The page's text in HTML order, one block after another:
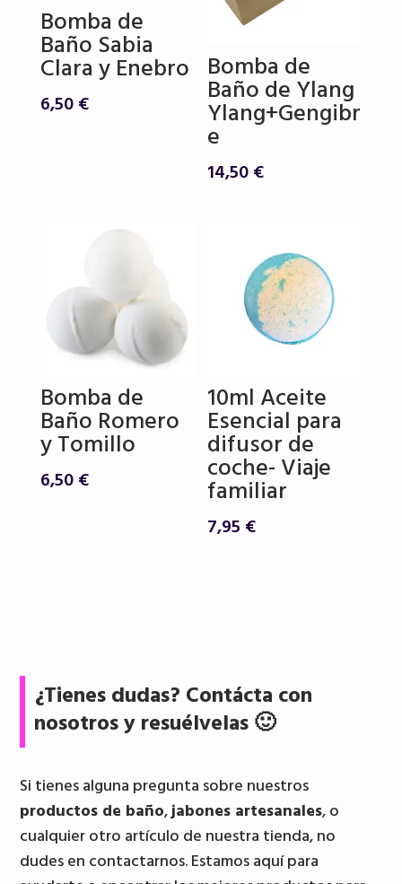
Bomba de
Baño Sabia
Clara y Enebro
6,50€
Bomba de
Baño de Ylang
Ylang+Gengibr
e
14,50€
Bomba de
Baño Romero
y Tomillo
6,50€
10ml Aceite
Esencial para
difusor de
coche- Viaje
familiar
7,95 €
¿Tienes dudas? Contácta con
nosotros y resuélvelas 🙂
Si tienes alguna pregunta sobre nuestros
productos de baño,jabones artesanales, o
cualquier otro artículo de nuestra tienda, no
dudes en contactarnos. Estamos aquí para